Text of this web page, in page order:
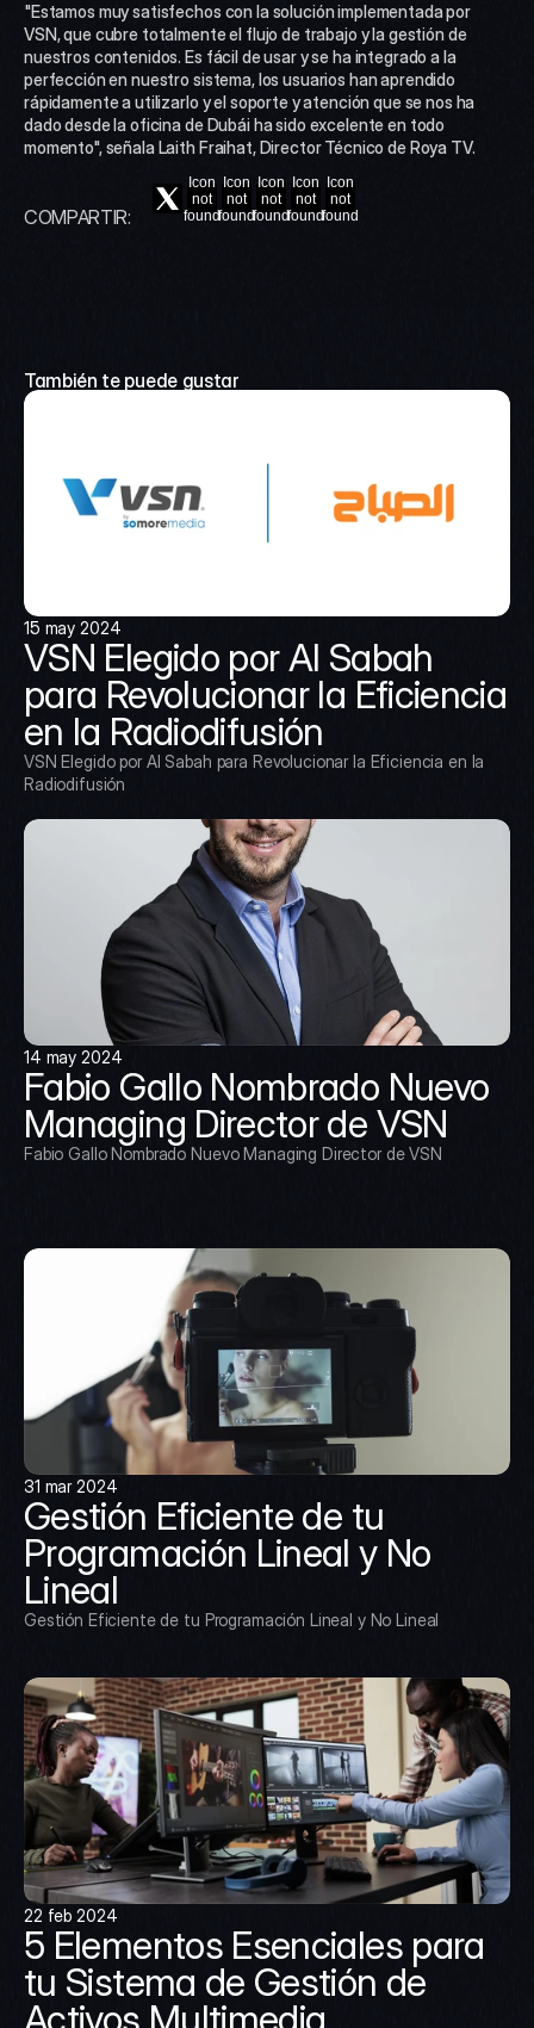
"Estamos muy satisfechos con la solución implementada por
VSN, que cubre totalmente el flujo de trabajo y la gestión de
nuestros contenidos. Es fácil de usar y se ha integrado a la
perfección en nuestro sistema, los usuarios han aprendido
rápidamente a utilizarlo y el soporte y atención que se nos ha
dado desde la oficina de Dubái ha sido excelente en todo
momento", señala Laith Fraihat, Director Técnico de Roya TV.
COMPARTIR:
Icon
not
found
Icon
not
found
Icon
not
found
Icon
not
found
Icon
not
found
También te puede gustar
15 may 2024
VSN Elegido por Al Sabah
para Revolucionar la Eficiencia
en la Radiodifusión
VSN Elegido por Al Sabah para Revolucionar la Eficiencia en la
Radiodifusión
14 may 2024
Fabio Gallo Nombrado Nuevo
Managing Director de VSN
Fabio Gallo Nombrado Nuevo Managing Director de VSN
31 mar 2024
Gestión Eficiente de tu
Programación Lineal y No
Lineal
Gestión Eficiente de tu Programación Lineal y No Lineal
22 feb 2024
5 Elementos Esenciales para
tu Sistema de Gestión de